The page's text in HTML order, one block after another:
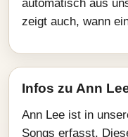
automatisch aus
zeigt auch, wann
Infos zu Ann
Ann Lee ist in
Songs erfasst.